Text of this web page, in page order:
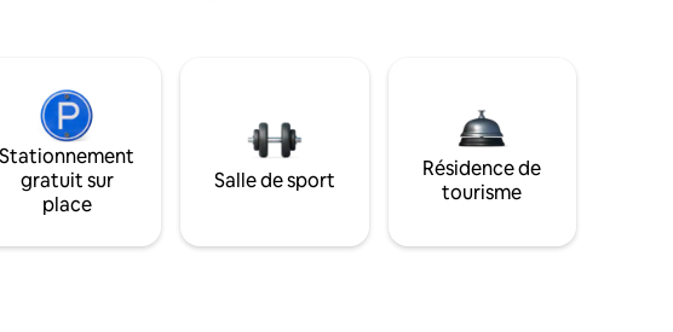
Stationnement
gratuit sur
place
Salle de sport
Résidence de
tourisme